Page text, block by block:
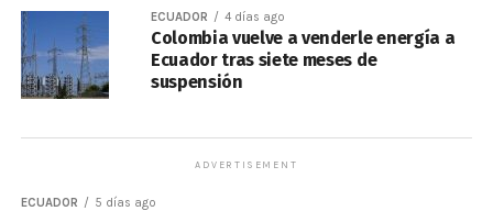
ECUADOR 4 días ago
Colombia vuelve a venderle energía a
Ecuador tras siete meses de
suspensión
ADVERTISEMENT
ECUADOR 5 días ago